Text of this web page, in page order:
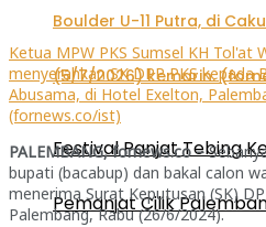
Festival Panjat Tebing
Pemanjat Cilik
Ketua MPW PKS Sumsel KH Tol'at
menyerahkan SK DPP PKS kepada
Abusama, di Hotel Exelton,
(fornews.co/ist)
PALEMBANG, fornews.co –
bupati (bacabup) dan bakal calon
menerima Surat Keputusan (SK)
Palembang, Rabu (26/6/2024).